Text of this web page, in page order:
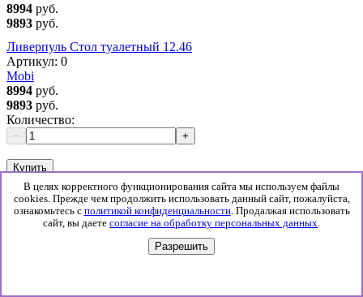
8994 руб.
9893 руб.
Ливерпуль Стол туалетный 12.46
Артикул: 0
Mobi
8994 руб.
9893 руб.
Количество:
− +
Купить
Косметический стол Сакура (Памир)
руб.
В целях корректного функционирования сайта мы используем файлы
cookies. Прежде чем продолжить использовать данный сайт, пожалуйста,
ознакомьтесь с политикой конфиденциальности. Продалжая использовать
сайт, вы даете согласие на обработку персональных данных.
Разрешить